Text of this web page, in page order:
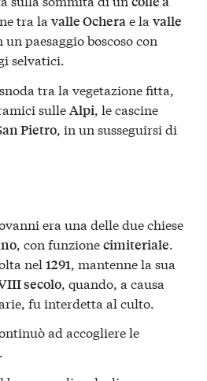
tra la valle Ocherae la valle
paesaggio boscoso con
selvatici.
tra la vegetazione fitta,
sulleAlpi , le cascine
Pietro , in un susseguirsi di
era una delle due chiese
, con funzionecimiteriale.
nel 1291, mantenne la sua
secolo, quando, a causa
fu interdetta al culto.
ad accogliere le
.